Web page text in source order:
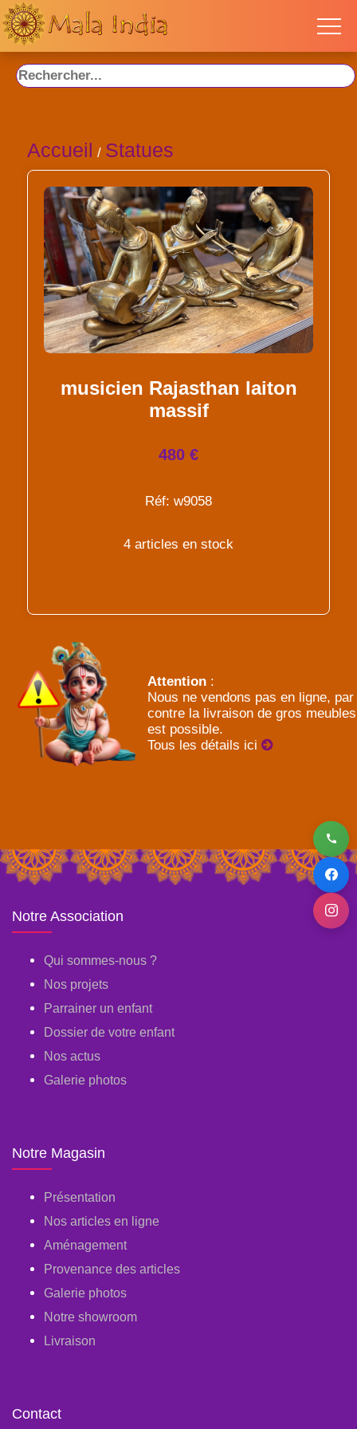
Accueil / Statues
musicien Rajasthan laiton
massif
480 €
Réf: w9058
4 articles en stock
Attention :
Nous ne vendons pas en ligne, par
contre la livraison de gros meubles
est possible.
Tous les détails ici
Notre Association
Qui sommes-nous ?
Nos projets
Parrainer un enfant
Dossier de votre enfant
Nos actus
Galerie photos
Notre Magasin
Présentation
Nos articles en ligne
Aménagement
Provenance des articles
Galerie photos
Notre showroom
Livraison
Contact